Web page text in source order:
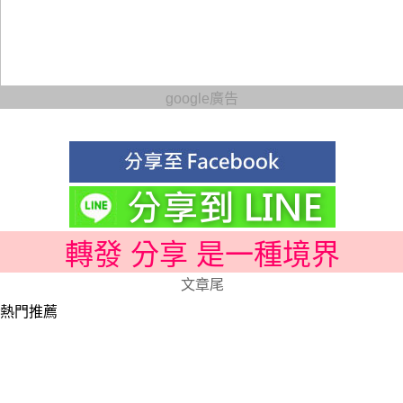
google廣告
轉發 分享 是一種境界
文章尾
熱門推薦